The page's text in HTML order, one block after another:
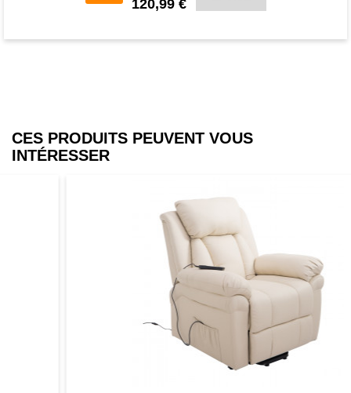
120,99 €
CES PRODUITS PEUVENT VOUS
INTÉRESSER